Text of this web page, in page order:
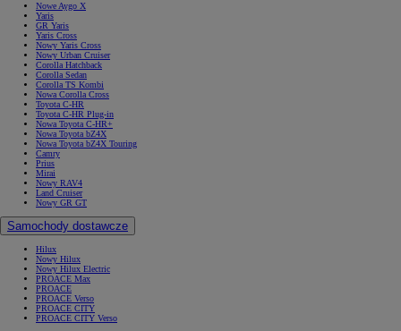
Nowe Aygo X
Yaris
GR Yaris
Yaris Cross
Nowy Yaris Cross
Nowy Urban Cruiser
Corolla Hatchback
Corolla Sedan
Corolla TS Kombi
Nowa Corolla Cross
Toyota C-HR
Toyota C-HR Plug-in
Nowa Toyota C-HR+
Nowa Toyota bZ4X
Nowa Toyota bZ4X Touring
Camry
Prius
Mirai
Nowy RAV4
Land Cruiser
Nowy GR GT
Samochody dostawcze
Hilux
Nowy Hilux
Nowy Hilux Electric
PROACE Max
PROACE
PROACE Verso
PROACE CITY
PROACE CITY Verso